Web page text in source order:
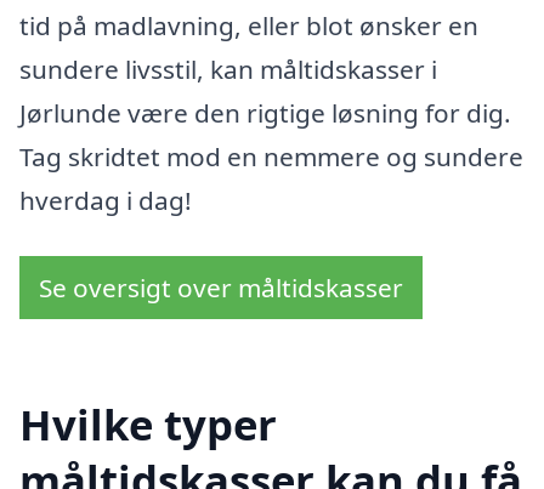
tid på madlavning, eller blot ønsker en
sundere livsstil, kan måltidskasser i
Jørlunde være den rigtige løsning for dig.
Tag skridtet mod en nemmere og sundere
hverdag i dag!
Se oversigt over måltidskasser
Hvilke typer